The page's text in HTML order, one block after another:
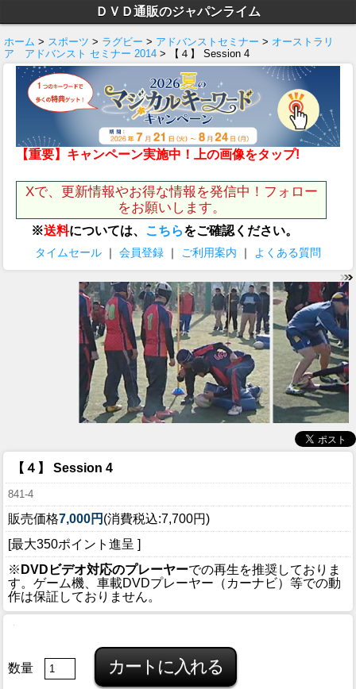
ＤＶＤ通販のジャパンライム
ホーム > スポーツ > ラグビー > アドバンストセミナー > オーストラリ
ア アドバンスト セミナー 2014 > 【４】 Session 4
【重要】キャンペーン実施中！上の画像をタップ!
Xで、更新情報やお得な情報を発信中！フォロー
をお願いします。
※送料については、 こちらをご確認ください。
タイムセール ｜ 会員登録 ｜ ご利用案内 ｜ よくある質問
【４】 Session 4
841-4
販売価格7,000円 (消費税込:7,700円)
[最大350ポイント進呈 ]
※ DVDビデオ対応のプレーヤーでの再生を推奨しておりま
す。ゲーム機、車載DVDプレーヤー（カーナビ）等での動
作は保証しておりません。
数量